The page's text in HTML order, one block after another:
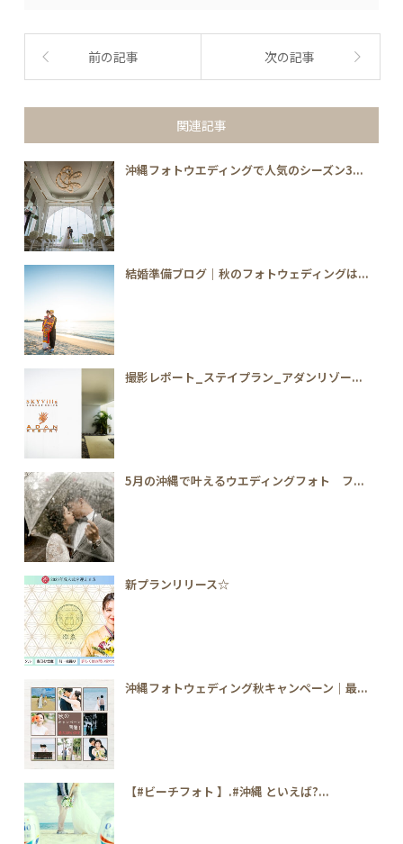
前の記事 次の記事
関連記事
沖縄フォトウエディングで人気のシーズン3...
結婚準備ブログ｜秋のフォトウェディングは...
撮影レポート_ステイプラン_アダンリゾー...
5月の沖縄で叶えるウエディングフォト フ...
新プランリリース☆
沖縄フォトウェディング秋キャンペーン｜最...
【#ビーチフォト 】.#沖縄 といえば?...